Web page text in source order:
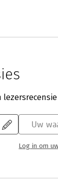
Uw
Log in om